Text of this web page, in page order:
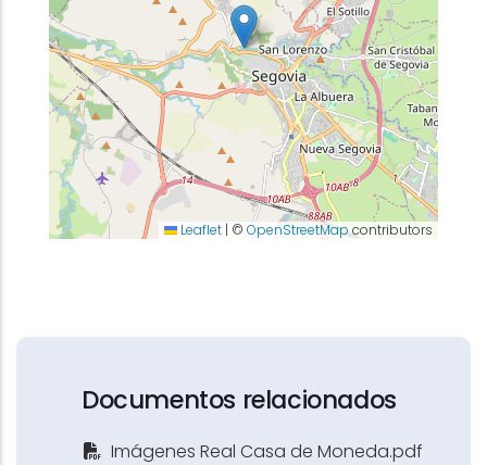
Leaflet | © OpenStreetMapcontributors
Documentos relacionados
Imágenes Real Casa de Moneda.pdf